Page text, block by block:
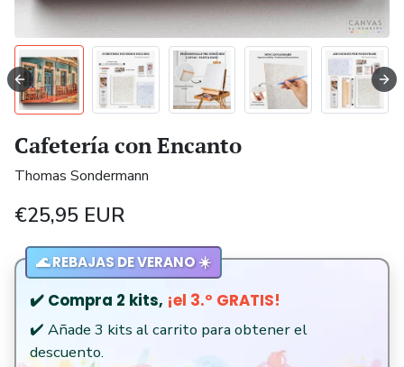
Cafetería con Encanto
Thomas Sondermann
€25,95 EUR
🌊 REBAJAS DE VERANO ☀️
✔️ Compra 2 kits, ¡el 3.º GRATIS!
✔️ Añade 3 kits al carrito para obtener el
descuento.